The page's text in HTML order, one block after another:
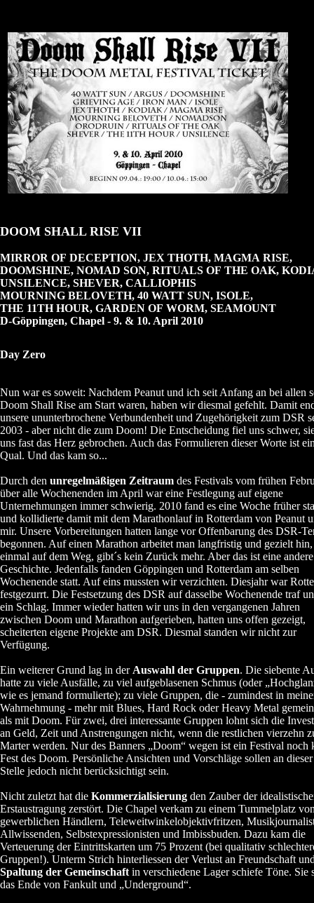
DOOM SHALL RISE VII
MIRROR OF DECEPTION, JEX THOTH, MAGMA RISE,
DOOMSHINE, NOMAD SON, RITUALS OF THE OAK,
UNSILENCE, SHEVER, CALLIOPHIS
MOURNING BELOVETH, 40 WATT SUN, ISOLE,
THE 11TH HOUR, GARDEN OF WORM, SEAMOUNT
D-Göppingen, Chapel - 9. & 10. April 2010
Day Zero
Nun war es soweit: Nachdem Peanut und ich seit Anfang an bei allen
Doom Shall Rise am Start waren, haben wir diesmal gefehlt. Damit
unsere ununterbrochene Verbundenheit und Zugehörigkeit zum DSR
2003 - aber nicht die zum Doom! Die Entscheidung fiel uns schwer,
uns fast das Herz gebrochen. Auch das Formulieren dieser Worte ist
Qual. Und das kam so...
Durch den unregelmäßigen Zeitraum des Festivals vom frühen
über alle Wochenenden im April war eine Festlegung auf eigene
Unternehmungen immer schwierig. 2010 fand es eine Woche früher
und kollidierte damit mit dem Marathonlauf in Rotterdam von Peanut
mir. Unsere Vorbereitungen hatten lange vor Offenbarung des DSR-
begonnen. Auf einen Marathon arbeitet man langfristig und gezielt hin,
einmal auf dem Weg, gibt´s kein Zurück mehr. Aber das ist eine andere
Geschichte. Jedenfalls fanden Göppingen und Rotterdam am selben
Wochenende statt. Auf eins mussten wir verzichten. Diesjahr war
festgezurrt. Die Festsetzung des DSR auf dasselbe Wochenende traf
ein Schlag. Immer wieder hatten wir uns in den vergangenen Jahren
zwischen Doom und Marathon aufgerieben, hatten uns offen gezeigt,
scheiterten eigene Projekte am DSR. Diesmal standen wir nicht zur
Verfügung.
Ein weiterer Grund lag in der Auswahl der Gruppen. Die siebente
hatte zu viele Ausfälle, zu viel aufgeblasenen Schmus (oder
wie es jemand formulierte); zu viele Gruppen, die - zumindest in
Wahrnehmung - mehr mit Blues, Hard Rock oder Heavy Metal
als mit Doom. Für zwei, drei interessante Gruppen lohnt sich die
an Geld, Zeit und Anstrengungen nicht, wenn die restlichen vierzehn
Marter werden. Nur des Banners „Doom“ wegen ist ein Festival noch
Fest des Doom. Persönliche Ansichten und Vorschläge sollen an dieser
Stelle jedoch nicht berücksichtigt sein.
Nicht zuletzt hat die Kommerzialisierung den Zauber der
Erstaustragung zerstört. Die Chapel verkam zu einem Tummelplatz
gewerblichen Händlern, Teleweitwinkelobjektivfritzen,
Allwissenden, Selbstexpressionisten und Imbissbuden. Dazu kam die
Verteuerung der Eintrittskarten um 75 Prozent (bei qualitativ
Gruppen!). Unterm Strich hinterliessen der Verlust an Freundschaft
Spaltung der Gemeinschaft in verschiedene Lager schiefe Töne. Sie
das Ende von Fankult und „Underground“.